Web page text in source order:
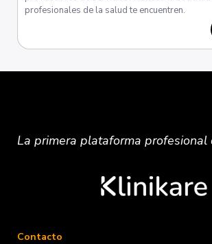
profesionales de la salud te encuentren.
La primera plataformaprofesional
Contacto